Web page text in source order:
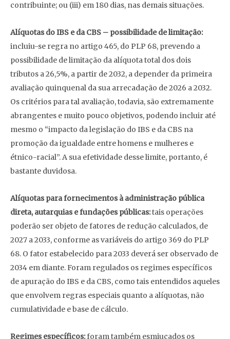
contribuinte; ou (iii) em 180 dias, nas demais situações.
Alíquotas do IBS e da CBS – possibilidade de limitação:
incluiu-se regra no artigo 465, do PLP 68, prevendo a
possibilidade de limitação da alíquota total dos dois
tributos a 26,5%, a partir de 2032, a depender da primeira
avaliação quinquenal da sua arrecadação de 2026 a 2032.
Os critérios para tal avaliação, todavia, são extremamente
abrangentes e muito pouco objetivos, podendo incluir até
mesmo o “impacto da legislação do IBS e da CBS na
promoção da igualdade entre homens e mulheres e
étnico-racial”. A sua efetividade desse limite, portanto, é
bastante duvidosa.
Alíquotas para fornecimentos à administração pública
direta, autarquias e fundações públicas:tais operações
poderão ser objeto de fatores de redução calculados, de
2027 a 2033, conforme as variáveis do artigo 369 do PLP
68. O fator estabelecido para 2033 deverá ser observado de
2034 em diante. Foram regulados os regimes específicos
de apuração do IBS e da CBS, como tais entendidos aqueles
que envolvem regras especiais quanto a alíquotas, não
cumulatividade e base de cálculo.
Regimes específicos:foram também esmiuçados os